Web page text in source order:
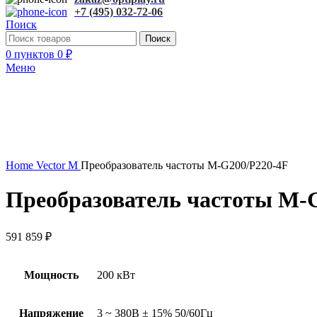
+7 (495) 032-72-06
Поиск
Поиск
0 пунктов 0 ₽
Меню
Home Vector M Преобразователь частоты M-G200/P220-4F
Преобразователь частоты M-
591 859 ₽
Мощность 200 кВт
Напряжение 3 ~ 380В ± 15% 50/60Гц